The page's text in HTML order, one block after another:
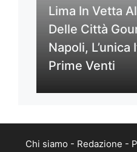
Lima In Vetta
Delle Città
Napoli, L’unica
Prime Venti
Chi siamo - Redazione -